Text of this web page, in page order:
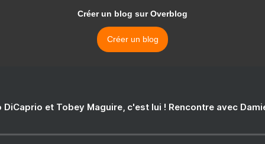
Créer un blog sur Overblog
Créer un blog
DiCaprio et Tobey Maguire, c'est lui ! Rencontre avec